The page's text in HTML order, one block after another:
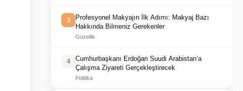
3
Profesyonel Makyajın İlk Adımı: Makyaj Bazı
Hakkında Bilmeniz Gerekenler
Güzellik
4
Cumhurbaşkanı Erdoğan Suudi Arabistan’a
Çalışma Ziyareti Gerçekleştirecek
Politika